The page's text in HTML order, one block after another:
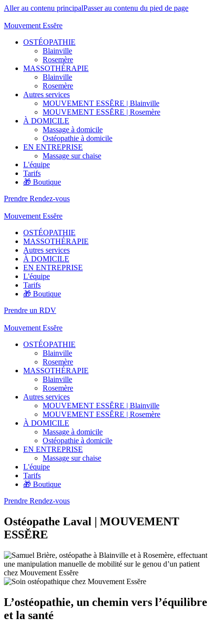
Aller au contenu principalPasser au contenu du pied de page
Mouvement Essĕre
OSTÉOPATHIE
Blainville
Rosemère
MASSOTHÉRAPIE
Blainville
Rosemère
Autres services
MOUVEMENT ESSĔRE | Blainville
MOUVEMENT ESSĔRE | Rosemère
À DOMICILE
Massage à domicile
Ostéopathie à domicile
EN ENTREPRISE
Massage sur chaise
L'équipe
Tarifs
🎁 Boutique
Prendre Rendez-vous
Mouvement Essĕre
OSTÉOPATHIE
MASSOTHÉRAPIE
Autres services
À DOMICILE
EN ENTREPRISE
L'équipe
Tarifs
🎁 Boutique
Prendre un RDV
Mouvement Essĕre
OSTÉOPATHIE
Blainville
Rosemère
MASSOTHÉRAPIE
Blainville
Rosemère
Autres services
MOUVEMENT ESSĔRE | Blainville
MOUVEMENT ESSĔRE | Rosemère
À DOMICILE
Massage à domicile
Ostéopathie à domicile
EN ENTREPRISE
Massage sur chaise
L'équipe
Tarifs
🎁 Boutique
Prendre Rendez-vous
Ostéopathe Laval | MOUVEMENT
ESSĔRE
L’ostéopathie, un chemin vers l’équilibre
et la santé